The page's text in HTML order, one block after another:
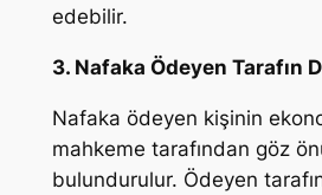
edebilir.
3. Nafaka Ödeyen Tarafın
Nafaka ödeyen kişinin
mahkeme tarafından göz
bulundurulur. Ödeyen